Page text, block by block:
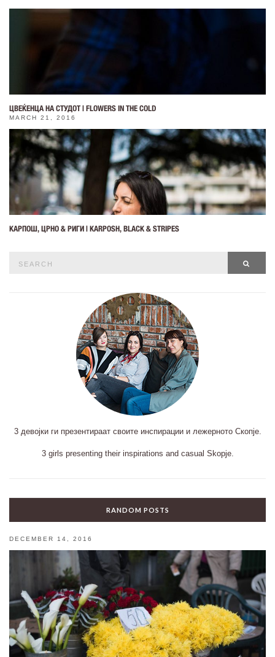
ЦВЕЌЕНЦA НА СТУДОТ | FLOWERS IN THE COLD
MARCH 21, 2016
КАРПОШ, ЦРНО & РИГИ | KARPOSH, BLACK & STRIPES
3 девојки ги презентираат своите инспирации и лежерното Скопје.
3 girls presenting their inspirations and casual Skopje.
RANDOM POSTS
DECEMBER 14, 2016